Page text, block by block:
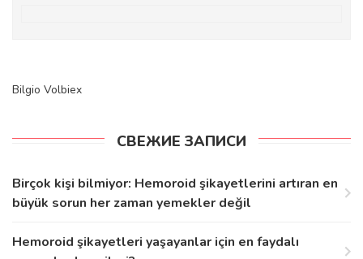
Bilgio Volbiex
СВЕЖИЕ ЗАПИСИ
Birçok kişi bilmiyor: Hemoroid şikayetlerini artıran en
büyük sorun her zaman yemekler değil
Hemoroid şikayetleri yaşayanlar için en faydalı